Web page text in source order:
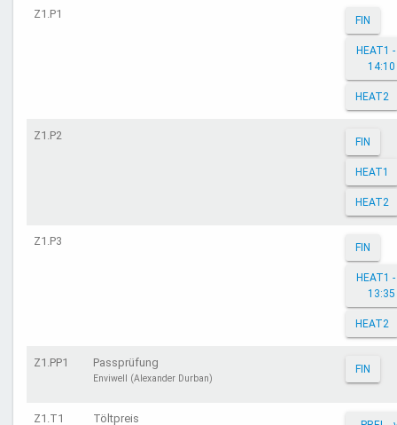
Z1.P1 FIN
HEAT1
14:10
HEAT2
Z1.P2 FIN
HEAT1
HEAT2
Z1.P3 FIN
HEAT1
13:35
HEAT2
Z1.PP1 Passprüfung
Enviwell (Alexander Durban)
FIN
Z1.T1 Töltpreis